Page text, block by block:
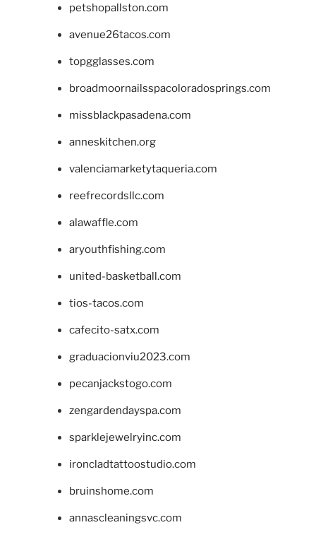
petshopallston.com
avenue26tacos.com
topgglasses.com
broadmoornailsspacoloradosprings.com
missblackpasadena.com
anneskitchen.org
valenciamarketytaqueria.com
reefrecordsllc.com
alawaffle.com
aryouthfishing.com
united-basketball.com
tios-tacos.com
cafecito-satx.com
graduacionviu2023.com
pecanjackstogo.com
zengardendayspa.com
sparklejewelryinc.com
ironcladtattoostudio.com
bruinshome.com
annascleaningsvc.com